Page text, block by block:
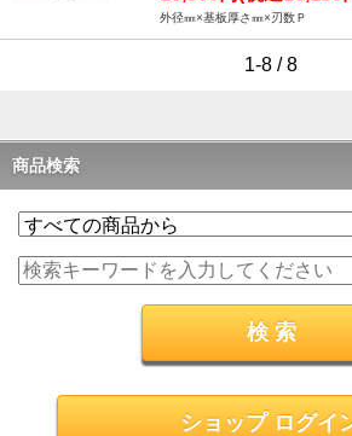
外径㎜×基板厚さ㎜×刃数Ｐ
1-8 / 8
商品検索
ショップ ログイ